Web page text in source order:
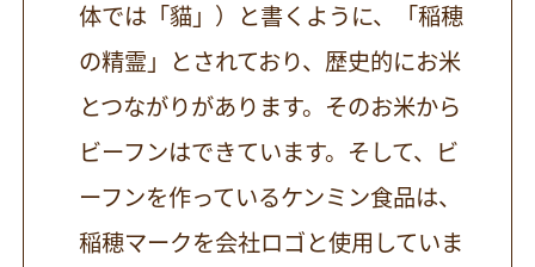
体では「貓」）と書くように、「稲穂
の精霊」とされており、歴史的にお米
とつながりがあります。そのお米から
ビーフンはできています。そして、ビ
ーフンを作っているケンミン食品は、
稲穂マークを会社ロゴと使用していま